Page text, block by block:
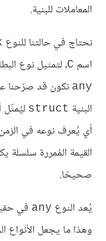
المعاملات للبنية.
نحتاج في حالتنا للنوع
اسم C، لتمثيل نوع
any نكون قد صرّحنا
البنية struct
أي يُعرف نوعه في
القيمة المُمررة
صحيحًا.
يُعد النوع any في
وهذا ما يجعل الأنواع